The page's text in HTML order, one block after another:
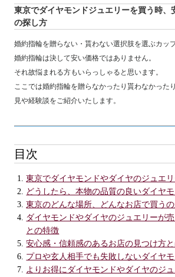
東京でダイヤモンドジュエリーを買う時、
の探し方
婚約指輪を贈らない・貰わない選択肢を選ぶカッ
婚約指輪は決して安い価格ではありません。
それ故悩まれる方もいらっしゃると思います。
ここでは婚約指輪を贈らなかったり貰わなかった
見や経験談をご紹介いたします。
目次
東京でダイヤモンドやダイヤのジュエ
どうしたら、本物の品質の良いダイヤ
東京のどんな場所、どんなお店で買う
ダイヤモンドやダイヤのジュエリーが
との特徴
安心感・信頼感のあるお店の見つけ方と
プロや玄人相手でも失敗しないダイヤ
よりお得にダイヤモンドやダイヤのジ